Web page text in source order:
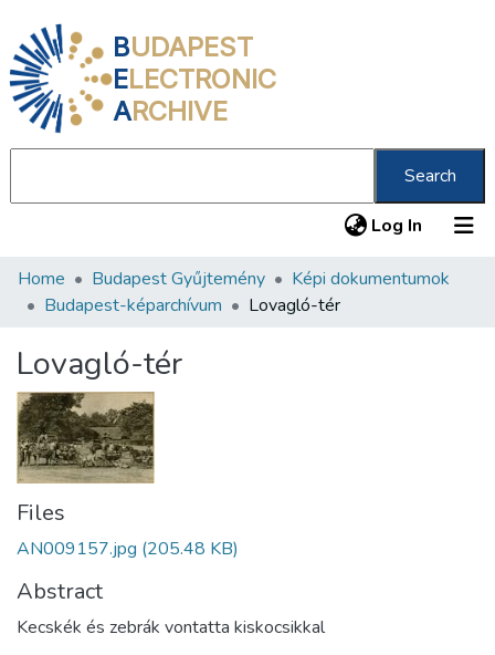
BUDAPEST
ELECTRONIC
ARCHIVE
Search
Log In (current)
Communities & Collections
Statistics
About us
Home Budapest Gyűjtemény
Képi dokumentumok
Budapest-képarchívum
Lovagló-tér
Lovagló-tér
Files
AN009157.jpg (205.48 KB)
Abstract
Kecskék és zebrák vontatta kiskocsikkal